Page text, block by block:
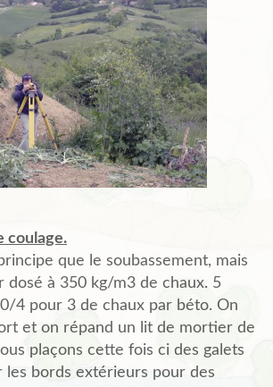
coulage.
que le soubassement, mais
dosé à 350 kg/m3 de chaux. 5
4 pour 3 de chaux par béto. On
et on répand un lit de mortier de
plaçons cette fois ci des galets
les bords extérieurs pour des